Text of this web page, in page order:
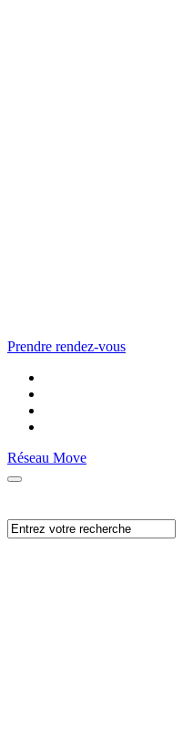
Prendre rendez-vous
Réseau Move